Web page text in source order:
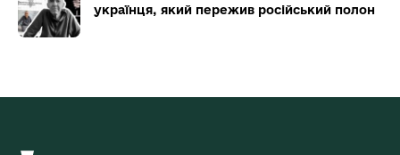
українця, який пережив російський полон